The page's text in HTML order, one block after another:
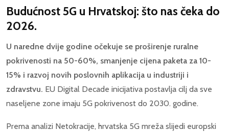
Budućnost 5G u Hrvatskoj: što nas čeka do
2026.
U naredne dvije godine očekuje se proširenje ruralne
pokrivenosti na 50-60%, smanjenje cijena paketa za 10-
15% i razvoj novih poslovnih aplikacija u industriji i
zdravstvu. EU Digital Decade inicijativa postavlja cilj da sve
naseljene zone imaju 5G pokrivenost do 2030. godine.
Prema analizi Netokracije, hrvatska 5G mreža slijedi europski